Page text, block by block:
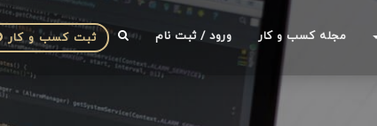
مجله کسب و کار ورود / ثبت نام ثبت کسب و کار